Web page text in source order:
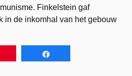
Finkelstein gaf
in de inkomhal van het gebouw